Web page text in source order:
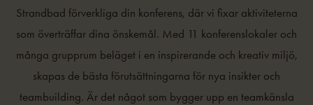
Strandbad förverkliga din konferens, där vi fixar aktiviteterna
som överträffar dina önskemål. Med 11 konferenslokaler och
många grupprum beläget i en inspirerande och kreativ miljö,
skapas de bästa förutsättningarna för nya insikter och
teambuilding. Är det något som bygger upp en teamkänsla